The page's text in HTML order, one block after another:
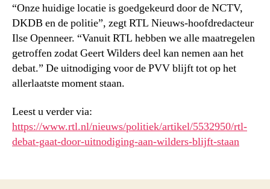
“Onze huidige locatie is goedgekeurd door de NCTV,
DKDB en de politie”, zegt RTL Nieuws-hoofdredacteur
Ilse Openneer. “Vanuit RTL hebben we alle maatregelen
getroffen zodat Geert Wilders deel kan nemen aan het
debat.” De uitnodiging voor de PVV blijft tot op het
allerlaatste moment staan.
Leest u verder via:
https://www.rtl.nl/nieuws/politiek/artikel/5532950/rtl-
debat-gaat-door-uitnodiging-aan-wilders-blijft-staan